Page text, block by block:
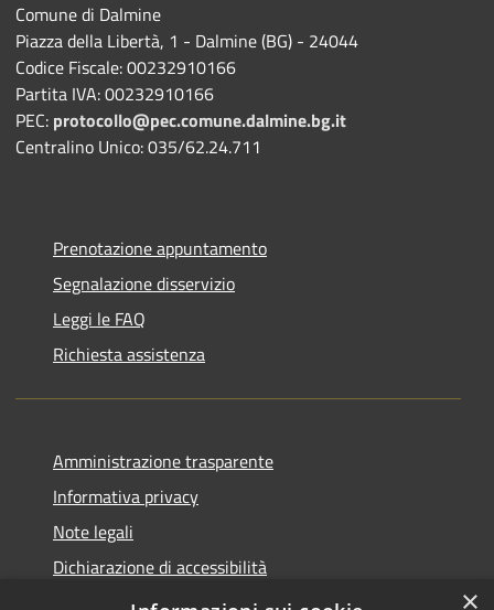
Comune di Dalmine
Piazza della Libertà, 1 - Dalmine (BG) - 24044
Codice Fiscale: 00232910166
Partita IVA: 00232910166
PEC: protocollo@pec.comune.dalmine.bg.it
Centralino Unico: 035/62.24.711
Prenotazione appuntamento
Segnalazione disservizio
Leggi le FAQ
Richiesta assistenza
Amministrazione trasparente
Informativa privacy
Note legali
Dichiarazione di accessibilità
Piano di miglioramento del sito
×